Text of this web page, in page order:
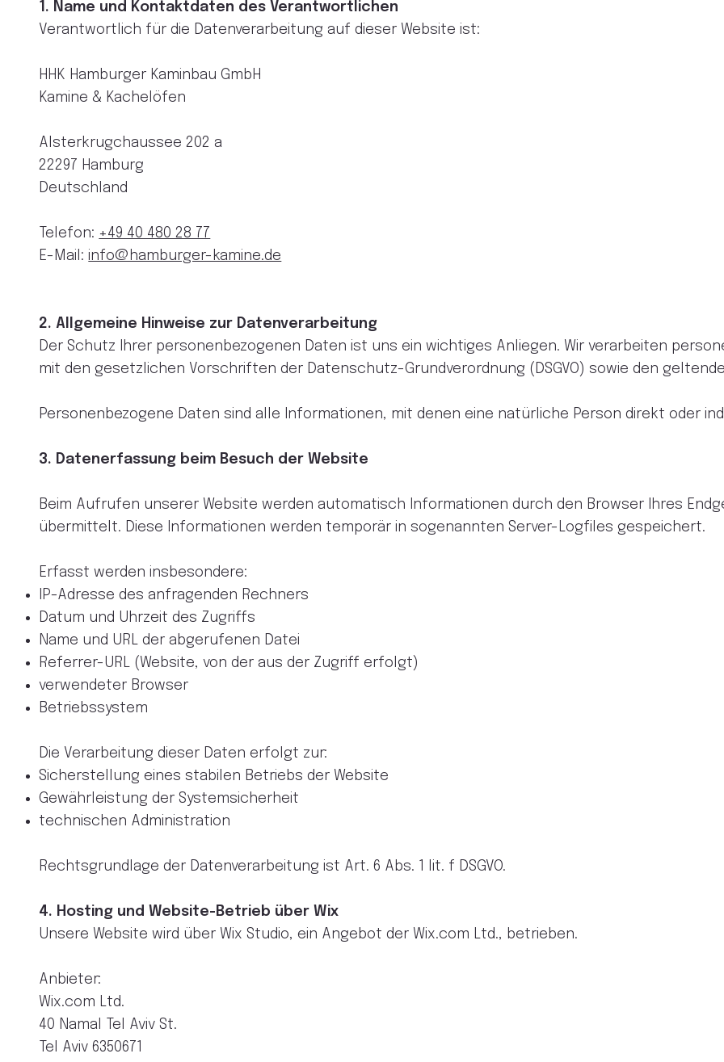
1. Name und Kontaktdaten des Verantwortlichen
Verantwortlich für die Datenverarbeitung auf dieser Website ist:
HHK Hamburger Kaminbau GmbH
Kamine & Kachelöfen
Alsterkrugchaussee 202 a
22297 Hamburg
Deutschland
Telefon: +49 40 480 28 77
E-Mail:info@hamburger-kamine.de
2. Allgemeine Hinweise zur Datenverarbeitung
Der Schutz Ihrer personenbezogenen Daten ist uns ein wichtiges Anliegen. Wir verarbeiten
mit den gesetzlichen Vorschriften der Datenschutz-Grundverordnung (DSGVO) sowie den
Personenbezogene Daten sind alle Informationen, mit denen eine natürliche Person direkt oder
3. Datenerfassung beim Besuch der Website
Beim Aufrufen unserer Website werden automatisch Informationen durch den Browser Ihres
übermittelt. Diese Informationen werden temporär in sogenannten Server-Logfiles gespeichert.
Erfasst werden insbesondere:
IP-Adresse des anfragenden Rechners
Datum und Uhrzeit des Zugriffs
Name und URL der abgerufenen Datei
Referrer-URL (Website, von der aus der Zugriff erfolgt)
verwendeter Browser
Betriebssystem
Die Verarbeitung dieser Daten erfolgt zur:
Sicherstellung eines stabilen Betriebs der Website
Gewährleistung der Systemsicherheit
technischen Administration
Rechtsgrundlage der Datenverarbeitung ist Art. 6 Abs. 1 lit. f DSGVO.
4. Hosting und Website-Betrieb über Wix
Unsere Website wird über Wix Studio, ein Angebot der Wix.com Ltd., betrieben.
Anbieter:
Wix.com Ltd.
40 Namal Tel Aviv St.
Tel Aviv 6350671